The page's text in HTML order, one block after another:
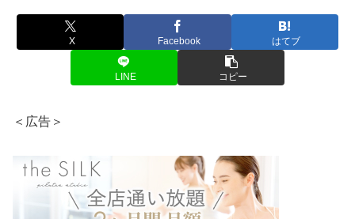
X Facebook はてブ
LINE コピー
＜広告＞